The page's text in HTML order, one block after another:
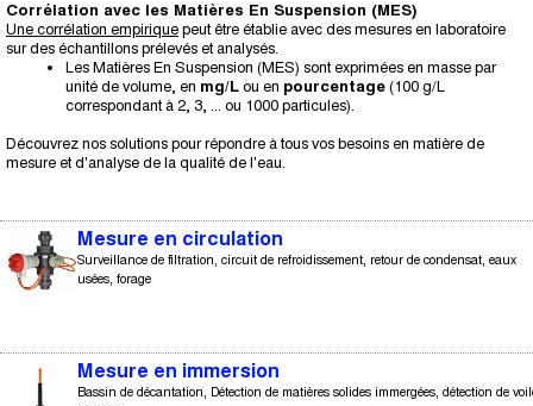
Corrélation avec les Matières En Suspension (MES)
Une corrélation empirique peut être établie avec des mesures en laboratoire
sur des échantillons prélevés et analysés.
Les Matières En Suspension (MES) sont exprimées en masse par
unité de volume, en mg/L ou en pourcentage (100 g/L
correspondant à 2, 3, ... ou 1000 particules).
Découvrez nos solutions pour répondre à tous vos besoins en matière de
mesure et d'analyse de la qualité de l'eau.
Mesure en circulation
Surveillance de filtration, circuit de refroidissement, retour de condensat, eaux
usées, forage
Mesure en immersion
Bassin de décantation, Détection de matières solides immergées, détection de